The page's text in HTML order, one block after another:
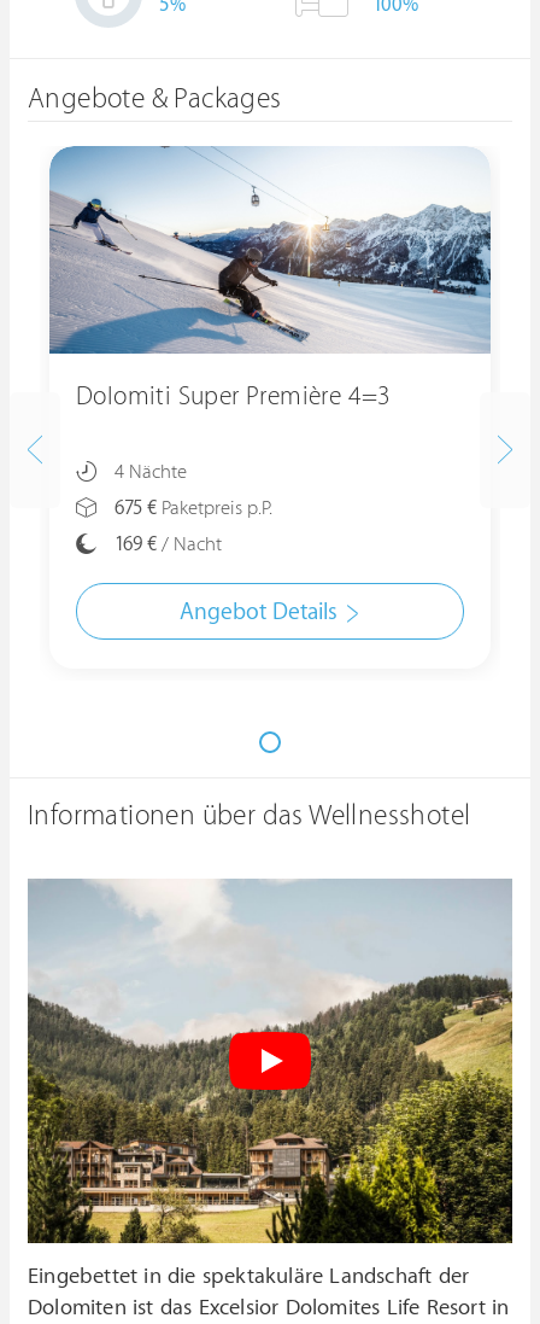
5% 100%
Angebote & Packages
Dolomiti Super Première 4=3
4 Nächte
675 € Paketpreis p.P.
169 € / Nacht
Angebot Details
Informationen über das Wellnesshotel
Eingebettet in die spektakuläre Landschaft der
Dolomiten ist das Excelsior Dolomites Life Resort in